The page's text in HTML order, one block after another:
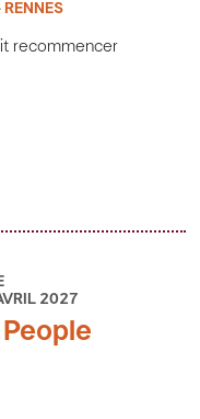
recommencer
2027